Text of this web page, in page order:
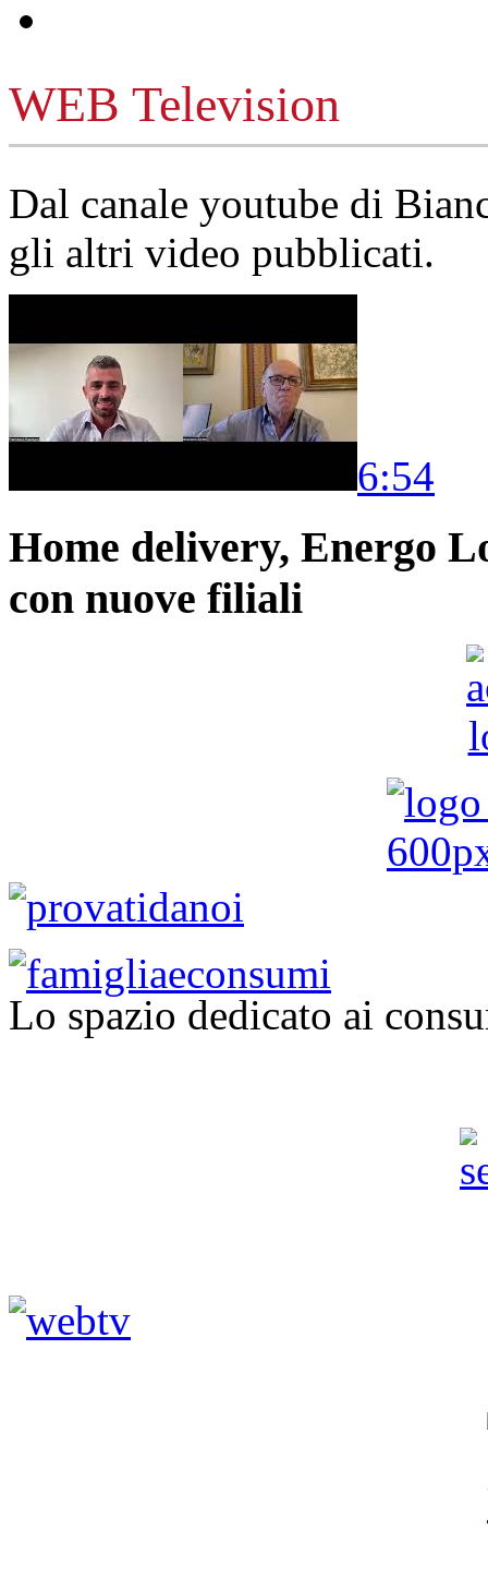
WEB Television
Dal canale youtube di
gli altri video pubblicati.
6:54
Home delivery, Energo
con nuove filiali
Lo spazio dedicato ai